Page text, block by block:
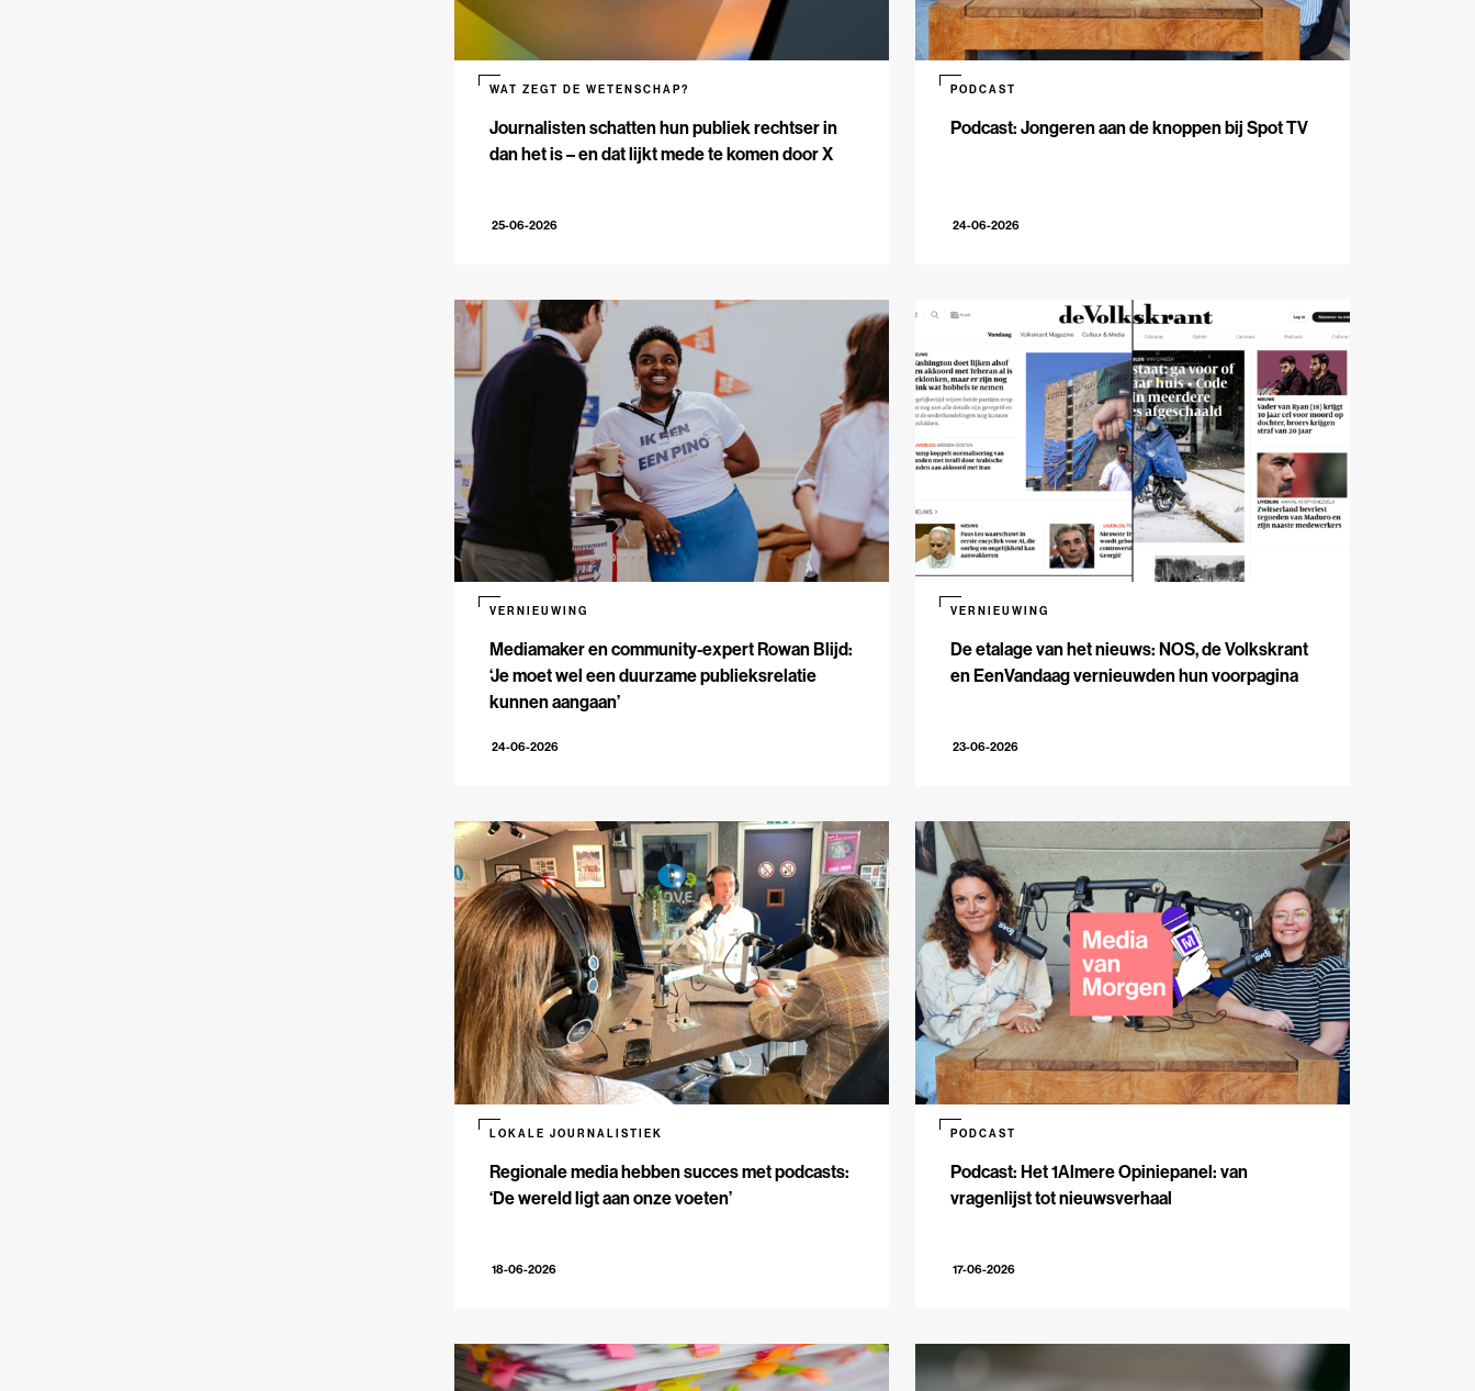
Journalisten schatten hun publiek rechtser in
dan het is – en dat lijkt mede te komen door X
WAT ZEGT DE WETENSCHAP?
25-06-2026
Podcast: Jongeren aan de knoppen bij Spot TV
PODCAST
24-06-2026
Mediamaker en community-expert Rowan Blijd:
‘Je moet wel een duurzame publieksrelatie
kunnen aangaan’
VERNIEUWING
24-06-2026
De etalage van het nieuws: NOS, de Volkskrant
en EenVandaag vernieuwden hun voorpagina
VERNIEUWING
23-06-2026
Regionale media hebben succes met podcasts:
‘De wereld ligt aan onze voeten’
LOKALE JOURNALISTIEK
18-06-2026
Podcast: Het 1Almere Opiniepanel: van
vragenlijst tot nieuwsverhaal
PODCAST
17-06-2026